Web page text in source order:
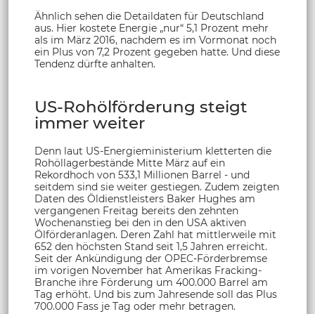
Ähnlich sehen die Detaildaten für Deutschland
aus. Hier kostete Energie „nur“ 5,1 Prozent mehr
als im März 2016, nachdem es im Vormonat noch
ein Plus von 7,2 Prozent gegeben hatte. Und diese
Tendenz dürfte anhalten.
US-Rohölförderung steigt
immer weiter
Denn laut US-Energieministerium kletterten die
Rohöllagerbestände Mitte März auf ein
Rekordhoch von 533,1 Millionen Barrel - und
seitdem sind sie weiter gestiegen. Zudem zeigten
Daten des Öldienstleisters Baker Hughes am
vergangenen Freitag bereits den zehnten
Wochenanstieg bei den in den USA aktiven
Ölförderanlagen. Deren Zahl hat mittlerweile mit
652 den höchsten Stand seit 1,5 Jahren erreicht.
Seit der Ankündigung der OPEC-Förderbremse
im vorigen November hat Amerikas Fracking-
Branche ihre Förderung um 400.000 Barrel am
Tag erhöht. Und bis zum Jahresende soll das Plus
700.000 Fass je Tag oder mehr betragen.